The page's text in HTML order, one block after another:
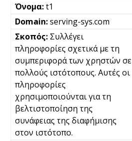
t1
serving-sys.com
Συλλέγει
πληροφορίες σχετικά με τη
συμπεριφορά των χρηστών σε
πολλούς ιστότοπους. Αυτές οι
πληροφορίες
χρησιμοποιούνται για τη
βελτιστοποίηση της
συνάφειας της διαφήμισης
στον ιστότοπο.